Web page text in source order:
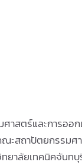
าสตร์และการออก
สถาปัตยกรรมศา
ยาลัยเทคนิคจันท